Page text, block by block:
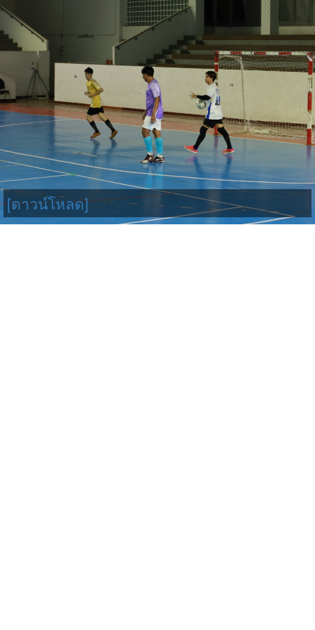
[ดาวน์โหลด]